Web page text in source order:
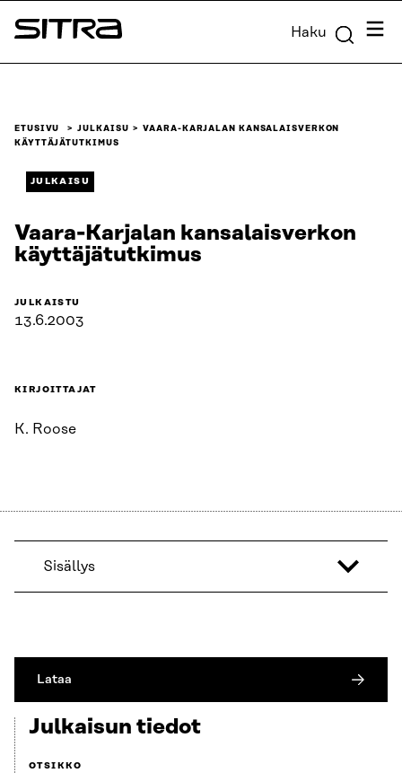
Siirry
suoraan
Sitra Haku
ETUSIVU JULKAISU
VAARA-KARJALAN KANSALAISVERKON
KÄYTTÄJÄTUTKIMUS
JULKAISU
Vaara-Karjalan kansalaisverkon
käyttäjätutkimus
JULKAISTU
13.6.2003
KIRJOITTAJAT
K. Roose
Sisällys
Lataa
Julkaisun tiedot
OTSIKKO